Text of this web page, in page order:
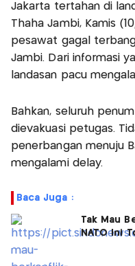
Jakarta tertahan di
Thaha Jambi, Kamis
pesawat gagal
Jambi. Dari informasi
landasan pacu
Bahkan, seluruh
dievakuasi petugas.
penerbangan menuju
mengalami delay.
Baca Juga :
Tak Mau
NATO Ini